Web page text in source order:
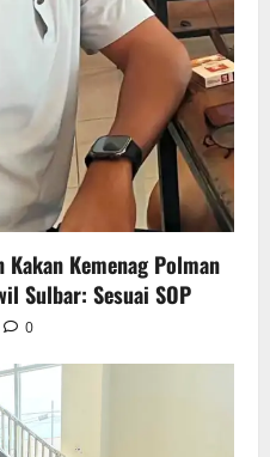
Kemenag Polman
Sulbar: Sesuai SOP
0